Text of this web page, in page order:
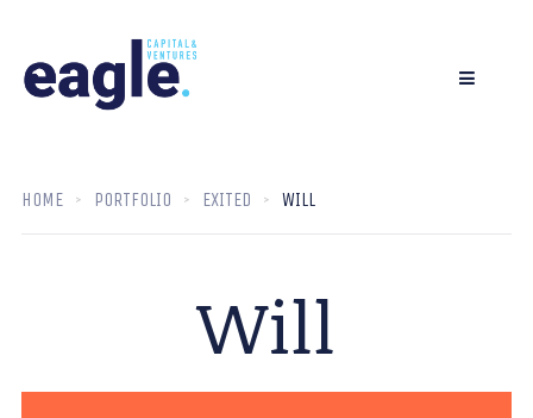
HOME PORTFOLIO EXITED WILL
Will